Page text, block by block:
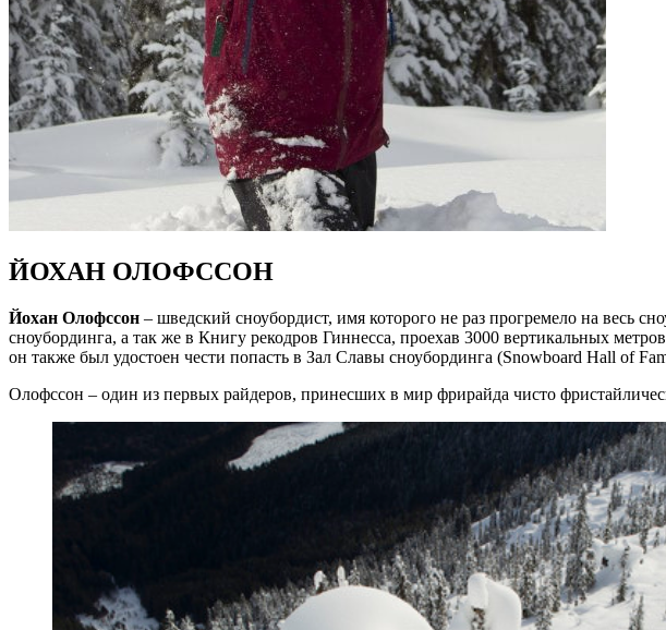
ЙОХАН ОЛОФССОН
Йохан Олофссон – шведский сноубордист, имя которого не раз прогремело на весь
сноубординга, а так же в Книгу рекодров Гиннесса, проехав 3000 вертикальных
он также был удостоен чести попасть в Зал Славы сноубординга (Snowboard Hall of
Олофссон – один из первых райдеров, принесших в мир фрирайда чисто